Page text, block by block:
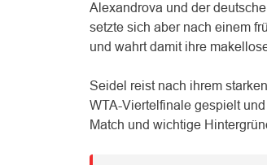
Alexandrova und der
setzte sich aber nach einem
und wahrt damit ihre
Seidel reist nach ihrem
WTA-Viertelfinale gespielt
Match und wichtige